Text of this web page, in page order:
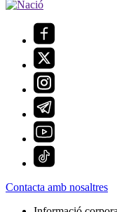
Contacta amb nosaltres